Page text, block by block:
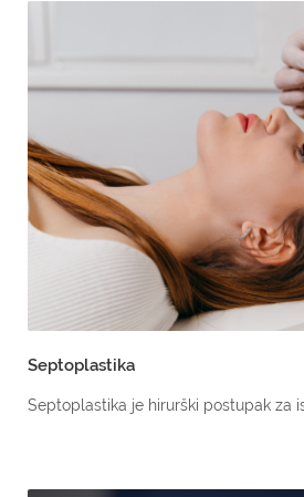
Septoplastika
Septoplastika je hirurški postupak za